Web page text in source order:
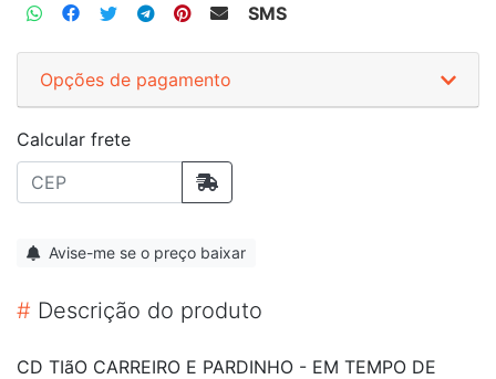
SMS
Opções de pagamento
Calcular frete
Avise-me se o preço baixar
# Descrição do produto
CD TIãO CARREIRO E PARDINHO - EM TEMPO DE